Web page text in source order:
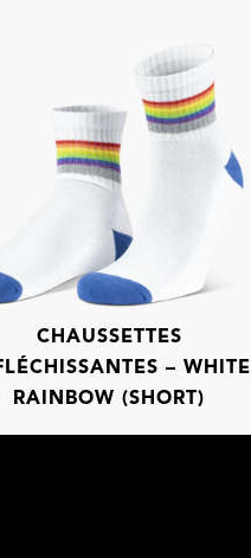
CHAUSSETTES
– WHITE
RAINBOW (SHORT)